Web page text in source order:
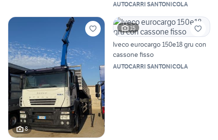
AUTOCARRI SANTONICOLA
8
15
Iveco eurocargo 150e18 gru con
cassone fisso
AUTOCARRI SANTONICOLA